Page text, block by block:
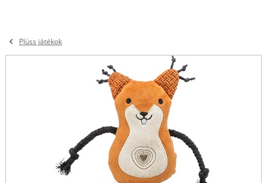
Plüss játékok